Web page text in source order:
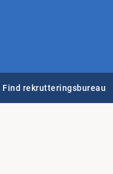
Find rekrutteringsbureau